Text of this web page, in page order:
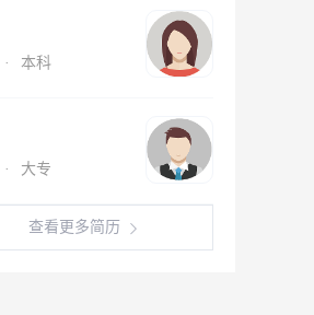
· 本科
· 大专
查看更多简历